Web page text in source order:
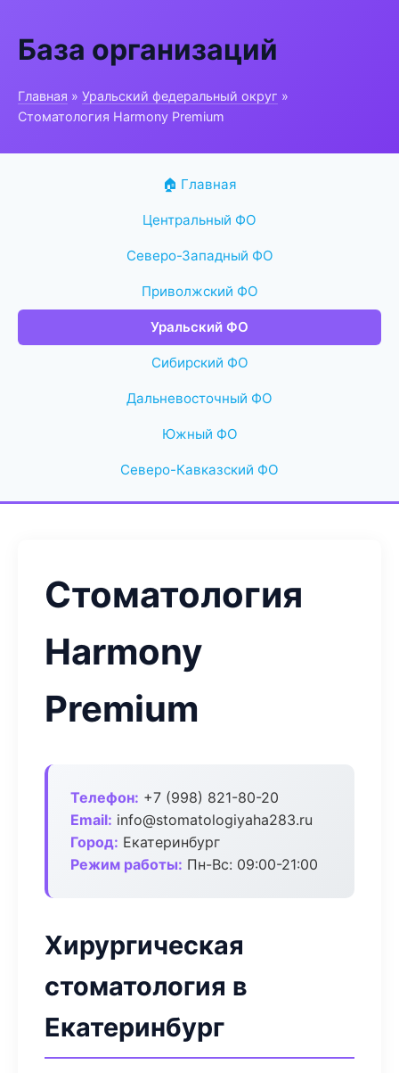
База организаций
Главная » Уральский федеральный округ »
Стоматология Harmony Premium
🏠 Главная
Центральный ФО
Северо-Западный ФО
Приволжский ФО
Уральский ФО
Сибирский ФО
Дальневосточный ФО
Южный ФО
Северо-Кавказский ФО
Стоматология
Harmony
Premium
Телефон: +7 (998) 821-80-20
Email: info@stomatologiyaha283.ru
Город: Екатеринбург
Режим работы: Пн-Вс: 09:00-21:00
Хирургическая
стоматология в
Екатеринбург